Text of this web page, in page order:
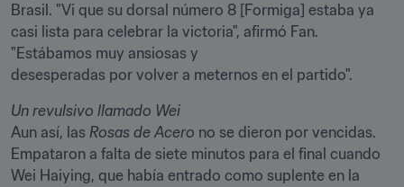
Brasil. "Vi que su dorsal número 8 [Formiga] estaba ya
casi lista para celebrar la victoria", afirmó Fan.
"Estábamos muy ansiosas y
desesperadas por volver a meternos en el partido".
Aun así, las Rosas de Acero no se dieron por vencidas.
Empataron a falta de siete minutos para el final cuando
Wei Haiying, que había entrado como suplente en la